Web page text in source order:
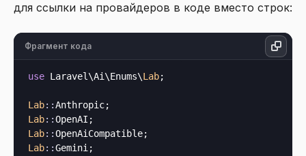
для ссылки на провайдеров в коде вместо строк:
Фрагмент кода
use Laravel\Ai\Enums\Lab;
Lab::
Lab::
Lab::
Lab::